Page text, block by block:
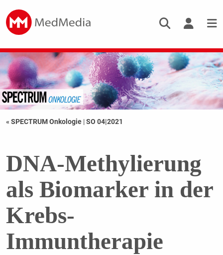
« SPECTRUM Onkologie |SO 04|2021
DNA-Methylierung
als Biomarker in der
Krebs-
Immuntherapie